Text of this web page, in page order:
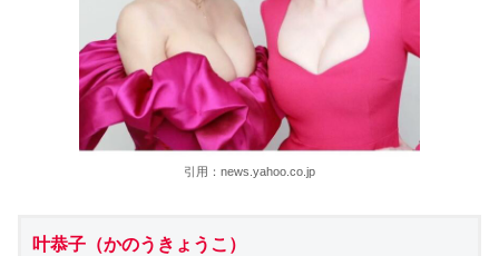
引用：news.yahoo.co.jp
叶恭子（かのうきょうこ）